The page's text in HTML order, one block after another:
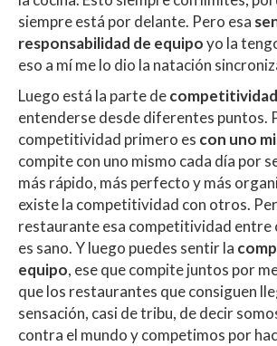
siempre está por delante. Pero esa
responsabilidad de equipoyo la
eso a mí me lo dio la natación
Luego está la parte decompetitividad
entenderse desde diferentes puntos.
competitividad primero es con uno
compite con uno mismo cada día por
más rápido, más perfecto y más
existe la competitividad con otros.
restaurante esa competitividad entre
es sano. Y luego puedes sentir la
equipo, ese que compite juntos por
que los restaurantes que consiguen
sensación, casi de tribu, de decir
contra el mundo y competimos por